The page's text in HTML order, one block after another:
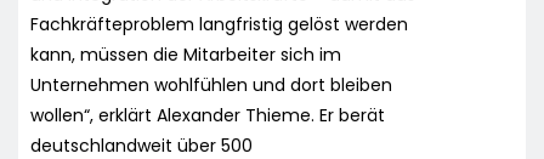
Fachkräfteproblem langfristig gelöst werden
kann, müssen die Mitarbeiter sich im
Unternehmen wohlfühlen und dort bleiben
wollen“, erklärt Alexander Thieme. Er berät
deutschlandweit über 500